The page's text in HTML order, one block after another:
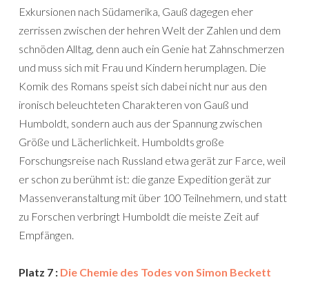
Exkursionen nach Südamerika, Gauß dagegen eher
zerrissen zwischen der hehren Welt der Zahlen und dem
schnöden Alltag, denn auch ein Genie hat Zahnschmerzen
und muss sich mit Frau und Kindern herumplagen. Die
Komik des Romans speist sich dabei nicht nur aus den
ironisch beleuchteten Charakteren von Gauß und
Humboldt, sondern auch aus der Spannung zwischen
Größe und Lächerlichkeit. Humboldts große
Forschungsreise nach Russland etwa gerät zur Farce, weil
er schon zu berühmt ist: die ganze Expedition gerät zur
Massenveranstaltung mit über 100 Teilnehmern, und statt
zu Forschen verbringt Humboldt die meiste Zeit auf
Empfängen.
Platz 7 : Die Chemie des Todes von Simon Beckett